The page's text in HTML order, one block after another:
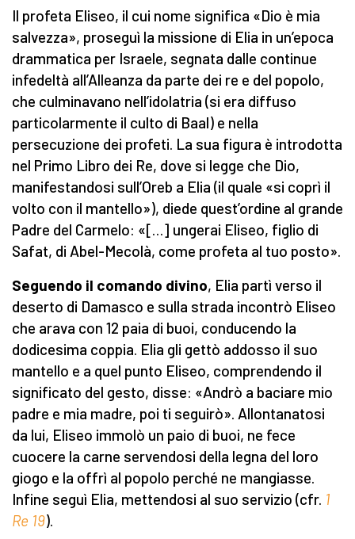
Il profeta Eliseo, il cui nome significa «Dio è mia
salvezza», proseguì la missione di Elia in un’epoca
drammatica per Israele, segnata dalle continue
infedeltà all’Alleanza da parte dei re e del popolo,
che culminavano nell’idolatria (si era diffuso
particolarmente il culto di Baal) e nella
persecuzione dei profeti. La sua figura è introdotta
nel Primo Libro dei Re, dove si legge che Dio,
manifestandosi sull’Oreb a Elia (il quale «si coprì il
volto con il mantello»), diede quest’ordine al grande
Padre del Carmelo: «[…] ungerai Eliseo, figlio di
Safat, di Abel-Mecolà, come profeta al tuo posto».
Seguendo il comando divino, Elia partì verso il
deserto di Damasco e sulla strada incontrò Eliseo
che arava con 12 paia di buoi, conducendo la
dodicesima coppia. Elia gli gettò addosso il suo
mantello e a quel punto Eliseo, comprendendo il
significato del gesto, disse: «Andrò a baciare mio
padre e mia madre, poi ti seguirò». Allontanatosi
da lui, Eliseo immolò un paio di buoi, ne fece
cuocere la carne servendosi della legna del loro
giogo e la offrì al popolo perché ne mangiasse.
Infine seguì Elia, mettendosi al suo servizio (cfr. 1
Re 19).